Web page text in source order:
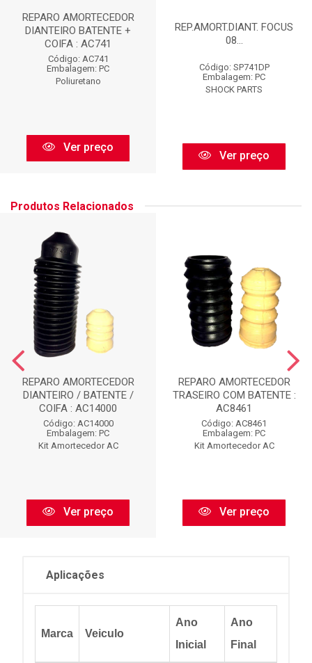
REPARO AMORTECEDOR
DIANTEIRO BATENTE +
COIFA : AC741
Código: AC741
Embalagem: PC
Poliuretano
Ver preço
REP.AMORT.DIANT. FOCUS
08...
Código: SP741DP
Embalagem: PC
SHOCK PARTS
Ver preço
Produtos Relacionados
REPARO AMORTECEDOR
DIANTEIRO / BATENTE /
COIFA : AC14000
Código: AC14000
Embalagem: PC
Kit Amortecedor AC
Ver preço
REPARO AMORTECEDOR
TRASEIRO COM BATENTE :
AC8461
Código: AC8461
Embalagem: PC
Kit Amortecedor AC
Ver preço
Aplicações
Marca Veiculo
Ano
Inicial
Ano
Final